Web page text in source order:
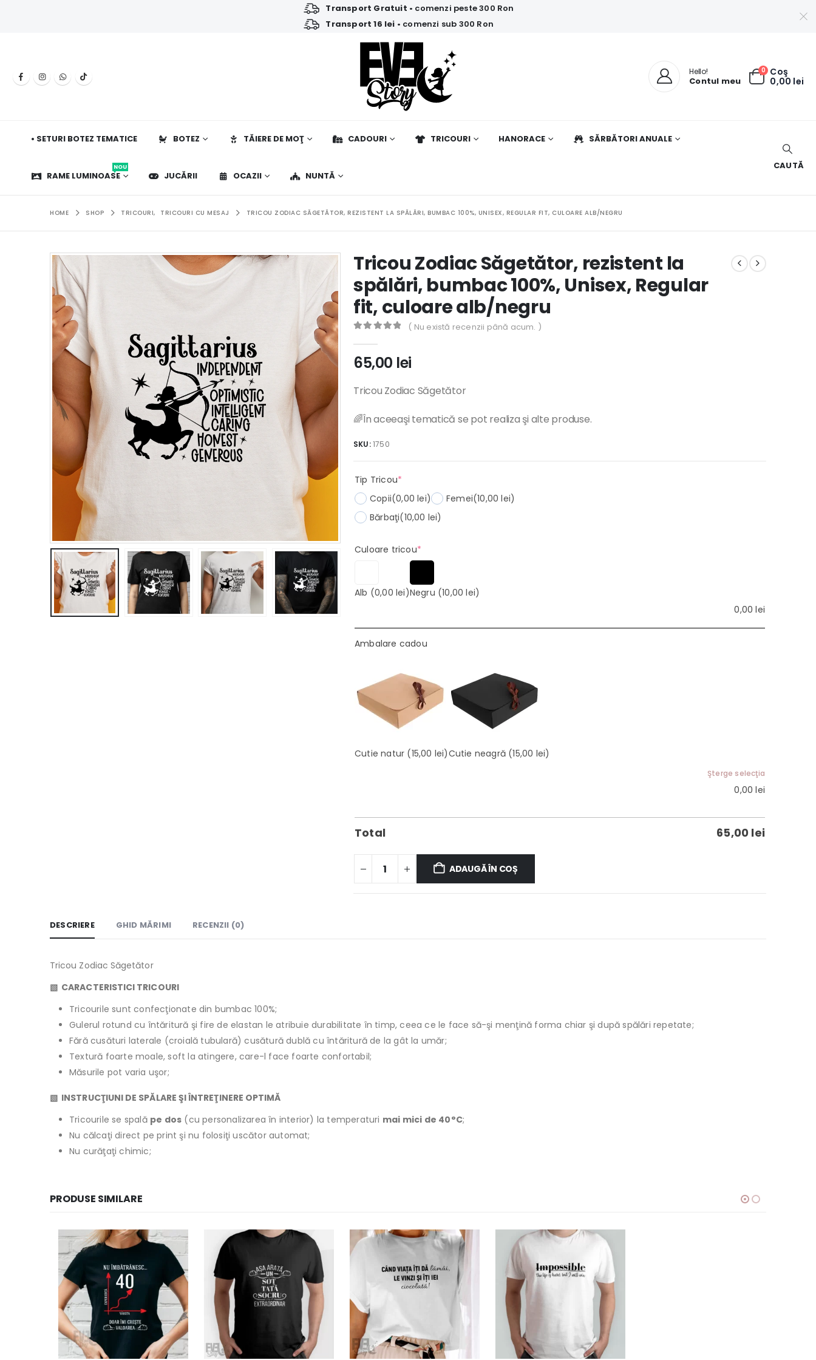
Transport Gratuit • comenzi peste 300 Ron
Transport 16 lei • comenzi sub 300 Ron
Hello!
Contul meu
0 Coş
0,00 lei
• SETURI BOTEZ TEMATICE BOTEZ TĂIERE DE MOŢ CADOURI TRICOURI HANORACE SĂRBĂTORI ANUALE
RAME LUMINOASE
NOU
JUCĂRII OCAZII NUNTĂ
CAUTĂ
HOME SHOP TRICOURI, TRICOURI CU MESAJ TRICOU ZODIAC SĂGETĂTOR, REZISTENT LA SPĂLĂRI, BUMBAC 100%, UNISEX, REGULAR FIT, CULOARE ALB/NEGRU
Tricou Zodiac Săgetător, rezistent la
spălări, bumbac 100%, Unisex, Regular
fit, culoare alb/negru
( Nu există recenzii până acum. )
65,00 lei
Tricou Zodiac Săgetător
🌈În aceeaşi tematică se pot realiza şi alte produse.
SKU:1750
Tip Tricou*
Copii(0,00 lei) Femei(10,00 lei)
Bărbaţi(10,00 lei)
Culoare tricou*(required)
Alb (0,00 lei)Negru (10,00 lei)
0,00lei
Ambalare cadou
Cutie natur (15,00 lei)Cutie neagră (15,00 lei)
Şterge selecţia
0,00lei
Total 65,00 lei
ADAUGĂ ÎN COȘ
DESCRIERE GHID MĂRIMI RECENZII (0)
Tricou Zodiac Săgetător
▧ CARACTERISTICI TRICOURI
Tricourile sunt confecţionate din bumbac 100%;
Gulerul rotund cu întăritură şi fire de elastan le atribuie durabilitate în timp, ceea ce le face să-şi menţină forma chiar şi după spălări repetate;
Fără cusături laterale (croială tubulară) cusătură dublă cu întăritură de la gât la umăr;
Textură foarte moale, soft la atingere, care-l face foarte confortabil;
Măsurile pot varia uşor;
▧ INSTRUCŢIUNI DE SPĂLARE ŞI ÎNTREŢINERE OPTIMĂ
Tricourile se spală pe dos (cu personalizarea în interior) la temperaturi mai mici de 40°C;
Nu călcaţi direct pe print şi nu folosiţi uscător automat;
Nu curăţaţi chimic;
PRODUSE SIMILARE